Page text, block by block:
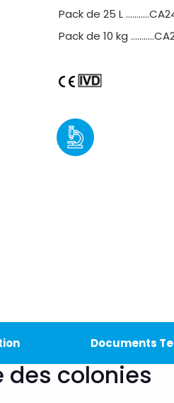
Pack de 25 L
Pack de 10 kg
Documents
des colonies